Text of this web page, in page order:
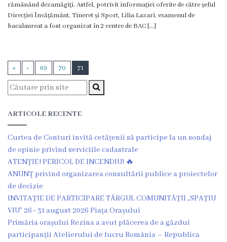
Știri
Galerie
Foto
Galerie
Video
Contacte
rămânând dezamăgiți. Astfel, potrivit informației oferite de către șeful
Direcției Învățământ, Tineret și Sport, Lilia Lazari, examenul de
bacalaureat a fost organizat în 2 centre de BAC […]
« ‹ 69 70 71
ARTICOLE RECENTE
Curtea de Conturi invită cetățenii să participe la un sondaj
de opinie privind serviciile cadastrale
ATENȚIE! PERICOL DE INCENDIU! 🔥
ANUNŢ privind organizarea consultării publice a proiectelor
de decizie
INVITAȚIE DE PARTICIPARE TÂRGUL COMUNITĂȚII „SPAȚIU
VIU” 26–31 august 2026 Piața Orașului
Primăria orașului Rezina a avut plăcerea de a găzdui
participanții Atelierului de lucru România – Republica